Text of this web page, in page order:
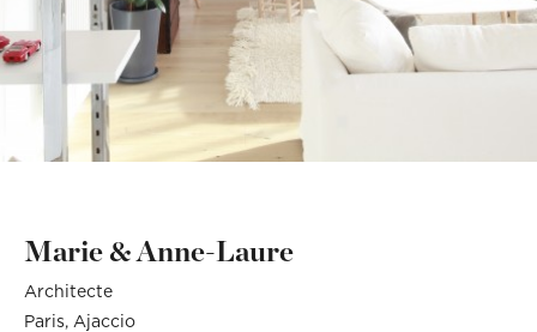
Décoration, rénovation, construction : définissez votre projet et
prenez rendez-vous avec nos Archis pour 50€
Définir mon projet
Marie & Anne-Laure
Architecte
Paris Ajaccio
Attention si votre ville
contient des tirets, ne les
(Ex: Nogent-sur-marne).
Merci de cliquer sur votre
Mon budget total (€)
Téléphone Localité du projet
contient des tirets, ne les
oubliez pas !
Merci de cliquer sur votre
ville dans le menu
Vous êtes un client Vous souhaitez